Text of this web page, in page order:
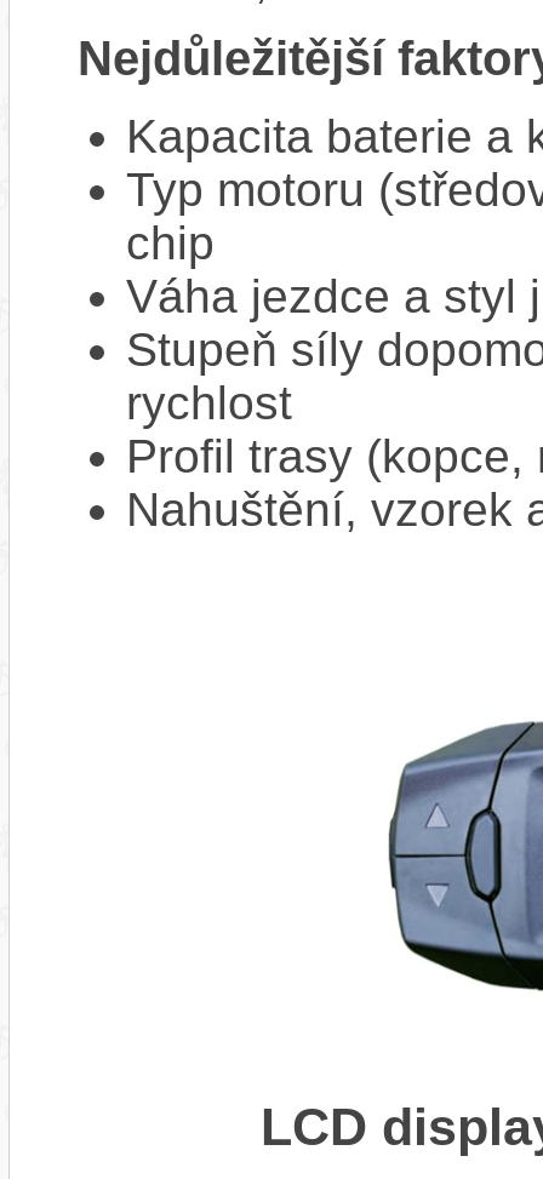
Nejdůležitější
Kapacita baterie a
Typ motoru
chip
Váha jezdce a styl
Stupeň síly
rychlost
Profil trasy
Nahuštění, vzorek
LCD